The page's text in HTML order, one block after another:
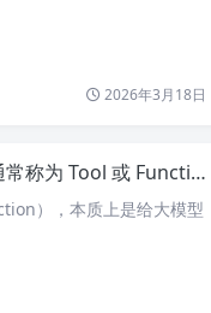
2026年3月18日
为 Tool 或 Function）
），本质上是给大模型